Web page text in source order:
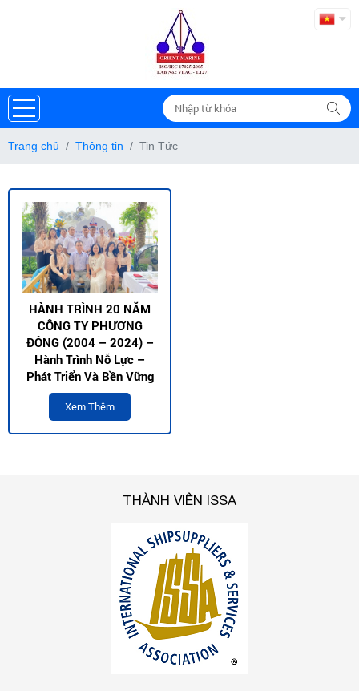
Trang chủ Thông tin Tin Tức
HÀNH TRÌNH 20 NĂM
CÔNG TY PHƯƠNG
ĐÔNG (2004 – 2024) –
Hành Trình Nỗ Lực –
Phát Triển Và Bền Vững
Xem Thêm
THÀNH VIÊN ISSA